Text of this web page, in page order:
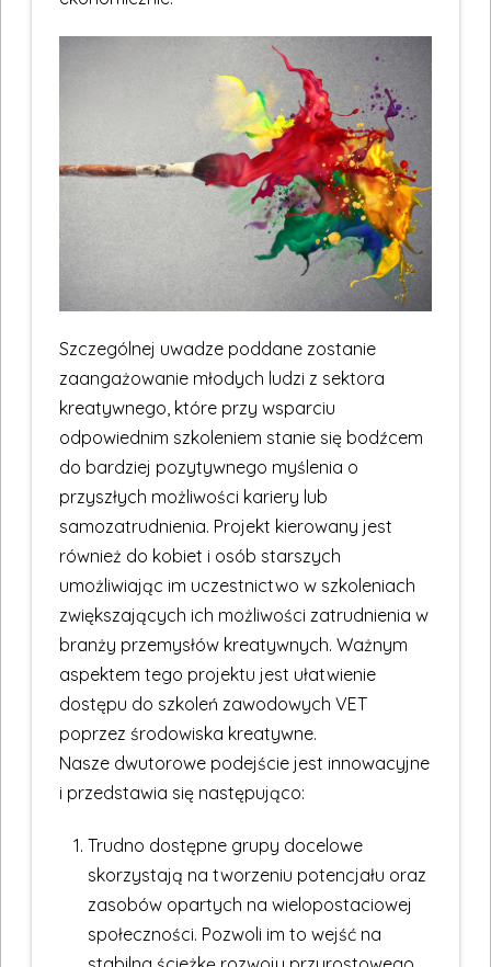
Szczególnej uwadze poddane zostanie
zaangażowanie młodych ludzi z sektora
kreatywnego, które przy wsparciu
odpowiednim szkoleniem stanie się bodźcem
do bardziej pozytywnego myślenia o
przyszłych możliwości kariery lub
samozatrudnienia. Projekt kierowany jest
również do kobiet i osób starszych
umożliwiając im uczestnictwo w szkoleniach
zwiększających ich możliwości zatrudnienia w
branży przemysłów kreatywnych. Ważnym
aspektem tego projektu jest ułatwienie
dostępu do szkoleń zawodowych VET
poprzez środowiska kreatywne.
Nasze dwutorowe podejście jest innowacyjne
i przedstawia się następująco:
Trudno dostępne grupy docelowe
skorzystają na tworzeniu potencjału oraz
zasobów opartych na wielopostaciowej
społeczności. Pozwoli im to wejść na